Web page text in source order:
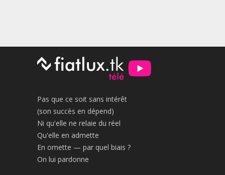
Pas que ce soit sans intérêt
(son succès en dépend)
Ni qu'elle ne relaie du réel
Qu'elle en admette
En omette — par quel biais ?
On lui pardonne